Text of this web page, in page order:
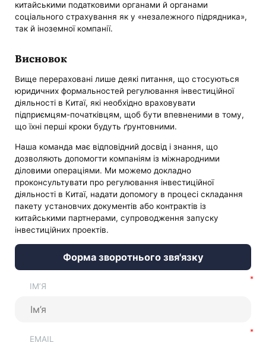
китайськими податковими органами й органами
соціального страхування як у «незалежного підрядника»,
так й іноземної компанії.
Висновок
Вище перераховані лише деякі питання, що стосуються
юридичних формальностей регулювання інвестиційної
діяльності в Китаї, які необхідно враховувати
підприємцям-початківцям, щоб бути впевненими в тому,
що їхні перші кроки будуть ґрунтовними.
Наша команда має відповідний досвід і знання, що
дозволяють допомогти компаніям із міжнародними
діловими операціями. Ми можемо докладно
проконсультувати про регулювання інвестиційної
діяльності в Китаї, надати допомогу в процесі складання
пакету установчих документів або контрактів із
китайськими партнерами, супроводження запуску
інвестиційних проектів.
Форма зворотнього звя'язку
ІМ’Я
EMAIL